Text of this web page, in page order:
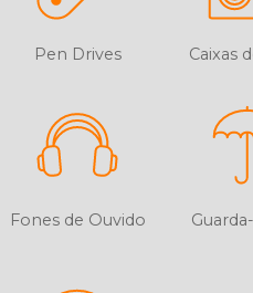
Pen Drives Caixas
Fones de Ouvido